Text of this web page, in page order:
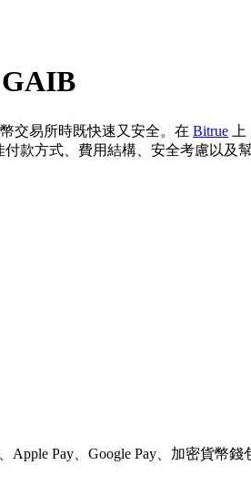
交易所時既快速又安全。在 Bitrue
款方式、費用結構、安全考慮以及
Apple Pay、Google Pay、加密貨幣錢